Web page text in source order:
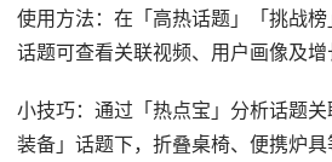
使用方法：在「高热话题」「挑战
话题可查看关联视频、用户画像及增
小技巧：通过「热点宝」分析话题
装备」话题下，折叠桌椅、便携炉